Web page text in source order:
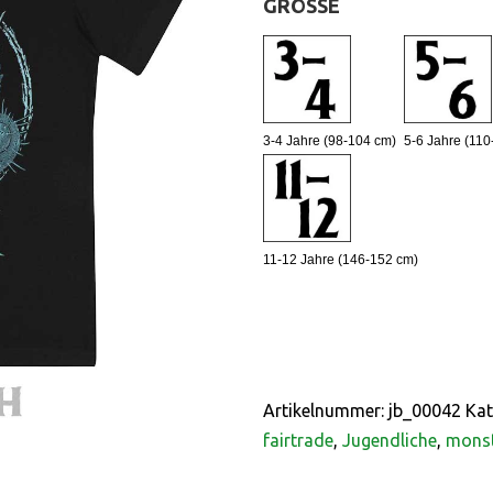
GRÖSSE
3-4 Jahre (98-104 cm) 5-6 Jahre
11-12 Jahre (146-152 cm)
Artikelnummer: jb_00042
fairtrade
Jugendliche